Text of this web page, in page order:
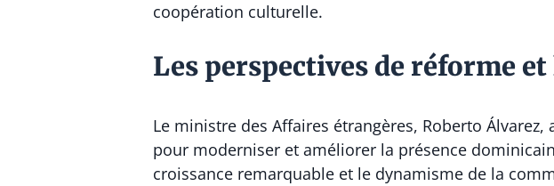
coopération culturelle.
Les perspectives de réforme
Le ministre des Affaires étrangères, Roberto Álvarez,
pour moderniser et améliorer la présence
croissance remarquable et le dynamisme de la